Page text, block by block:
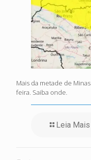
Mais da metade de
feira. Saiba onde.
Leia Mais